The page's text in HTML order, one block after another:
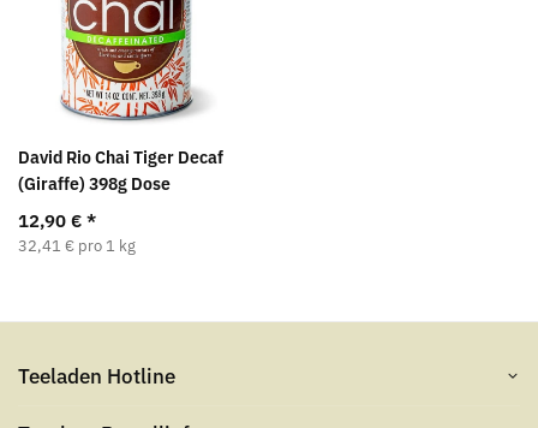
David Rio Chai Tiger Decaf
(Giraffe) 398g Dose
12,90 € *
32,41 € pro 1 kg
Teeladen Hotline